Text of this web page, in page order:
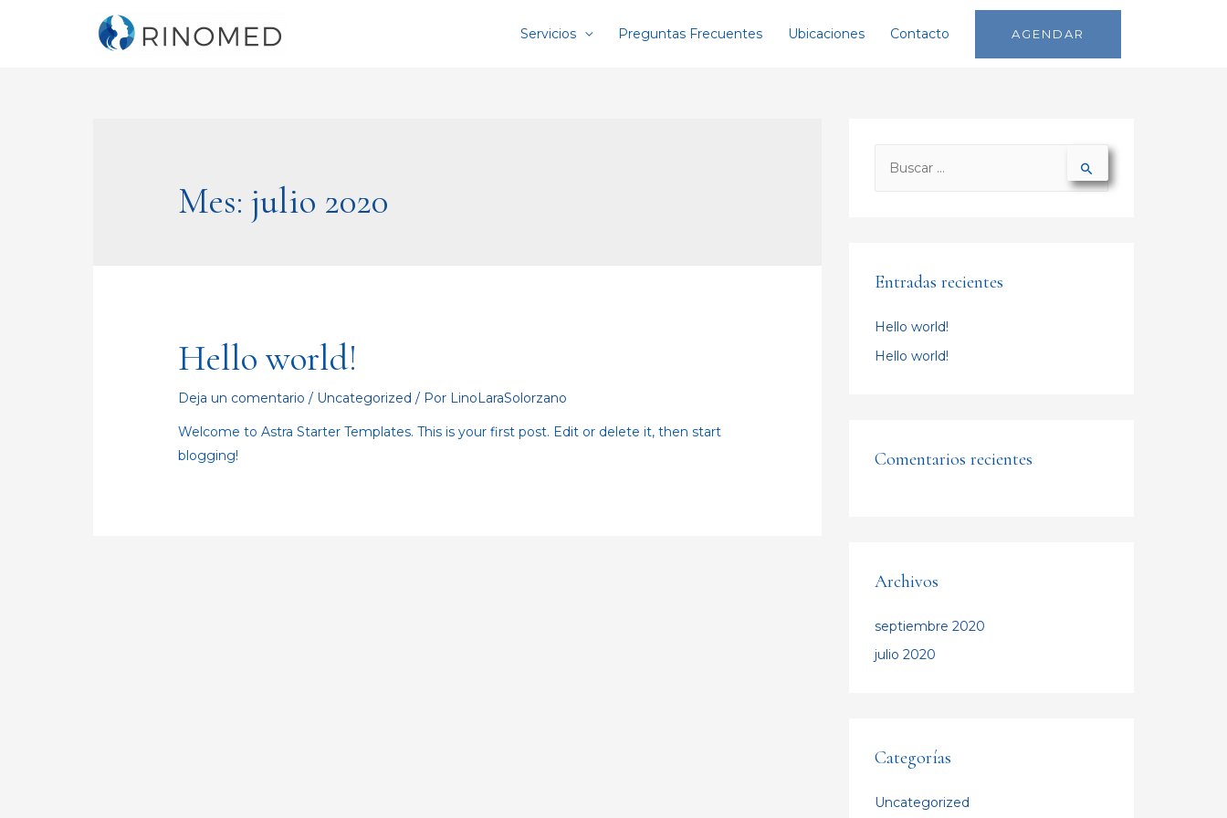
Servicios Preguntas Frecuentes Ubicaciones Contacto AGENDAR
Mes:julio 2020
Hello world!
Deja un comentario / Uncategorized / Por LinoLaraSolorzano
Welcome to Astra Starter Templates. This is your first post. Edit or delete it, then start
blogging!
Entradas recientes
Hello world!
Hello world!
Comentarios recientes
Archivos
septiembre 2020
julio 2020
Categorías
Uncategorized